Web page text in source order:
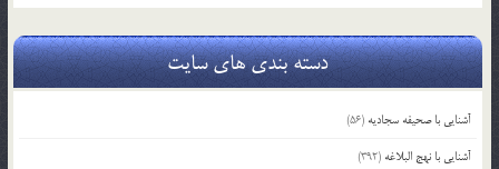
دسته بندی های سایت
آشنایی با صحیفه سجادیه (56)
آشنایی با نهج البلاغه (392)